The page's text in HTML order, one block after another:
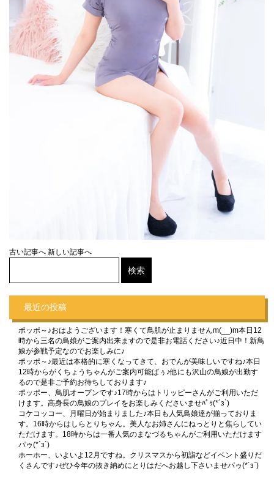
古い記事へ 新しい記事へ
最近の投稿
ポッポ～♪おはようございます！寒くて鳥肌が止まりませんm(__)m本日12
時から三名の鳥娘がご案内出来ますので是非お電話ください♪近日中！新鳥
娘が参戦予定なのでお楽しみに♪
ポッポ～♪最近は本格的に寒くなってきて、おでんが美味しいですね♪本日
12時からがくちょうちゃんがご案内可能ぱぅ♪他にも沢山の鳥娘が出勤す
るので是非ご予約お待ちしております♪
ポッポー、鳥肌オープンです♪17時からはトリッピーさんがご利用いただ
けます。高身長の鳥娘のプレイをお楽しみくださいませﾊﾟｩ(*´з`)
コケコッコー、月曜日が始まりました♪本日も人気鳥娘達が揃っておりま
す。16時からはしらとりちゃん。美人なお姉さんにねっとりと焦らしてい
ただけます。18時からは一番人気のまなづるちゃんがご利用いただけます
パゥ(*´з`)
ホーホー、いよいよ12月ですね。クリスマスから初詣などイベント盛りだ
くさんです♪ぜひ今年の抜き納めにとりはだへお越し下さいませパゥ(*´з`)